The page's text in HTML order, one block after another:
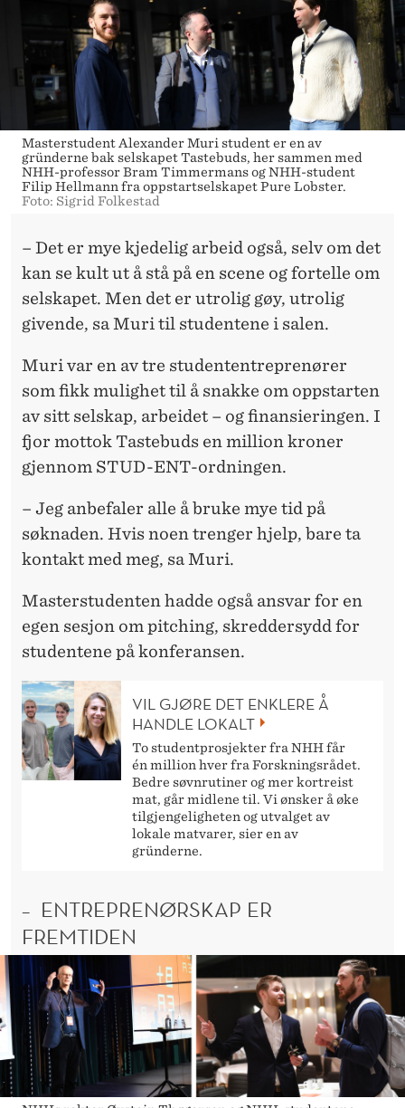
Masterstudent Alexander Muri student er en av
gründerne bak selskapet Tastebuds, her sammen med
NHH-professor Bram Timmermans og NHH-student
Filip Hellmann fra oppstartselskapet Pure Lobster.
Foto: Sigrid Folkestad
– Det er mye kjedelig arbeid også, selv om det
kan se kult ut å stå på en scene og fortelle om
selskapet. Men det er utrolig gøy, utrolig
givende, sa Muri til studentene i salen.
Muri var en av tre studententreprenører
som fikk mulighet til å snakke om oppstarten
av sitt selskap, arbeidet – og finansieringen. I
fjor mottok Tastebuds en million kroner
gjennom STUD-ENT-ordningen.
– Jeg anbefaler alle å bruke mye tid på
søknaden. Hvis noen trenger hjelp, bare ta
kontakt med meg, sa Muri.
Masterstudenten hadde også ansvar for en
egen sesjon om pitching, skreddersydd for
studentene på konferansen.
VIL GJØRE DET ENKLERE Å
HANDLE LOKALT
To studentprosjekter fra NHH får
én million hver fra Forskningsrådet.
Bedre søvnrutiner og mer kortreist
mat, går midlene til. Vi ønsker å øke
tilgjengeligheten og utvalget av
lokale matvarer, sier en av
gründerne.
– ENTREPRENØRSKAP ER
FREMTIDEN